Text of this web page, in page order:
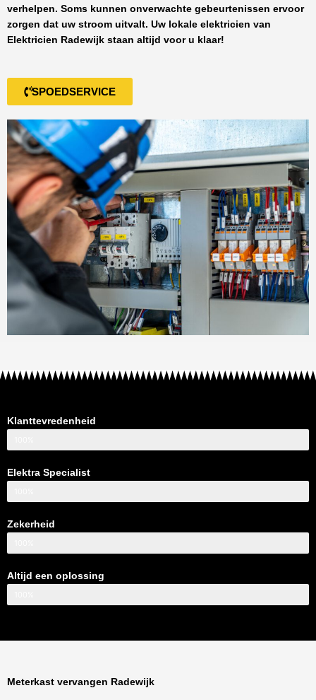
verhelpen. Soms kunnen onverwachte gebeurtenissen ervoor
zorgen dat uw stroom uitvalt. Uw lokale elektricien van
Elektricien Radewijk staan altijd voor u klaar!
SPOEDSERVICE
Klanttevredenheid
Elektra Specialist
Zekerheid
Altijd een oplossing
Meterkast vervangen Radewijk